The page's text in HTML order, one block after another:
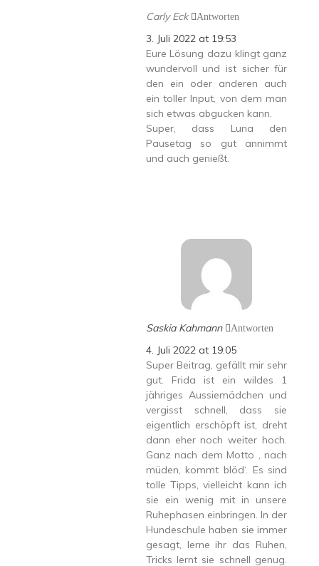
Carly Eck Antworten
3. Juli 2022 at 19:53
Eure Lösung dazu klingt ganz
wundervoll und ist sicher für
den ein oder anderen auch
ein toller Input, von dem man
sich etwas abgucken kann.
Super, dass Luna den
Pausetag so gut annimmt
und auch genießt.
Saskia Kahmann Antworten
4. Juli 2022 at 19:05
Super Beitrag, gefällt mir sehr
gut. Frida ist ein wildes 1
jähriges Aussiemädchen und
vergisst schnell, dass sie
eigentlich erschöpft ist, dreht
dann eher noch weiter hoch.
Ganz nach dem Motto ‚ nach
müden, kommt blöd‘. Es sind
tolle Tipps, vielleicht kann ich
sie ein wenig mit in unsere
Ruhephasen einbringen. In der
Hundeschule haben sie immer
gesagt, lerne ihr das Ruhen,
Tricks lernt sie schnell genug.